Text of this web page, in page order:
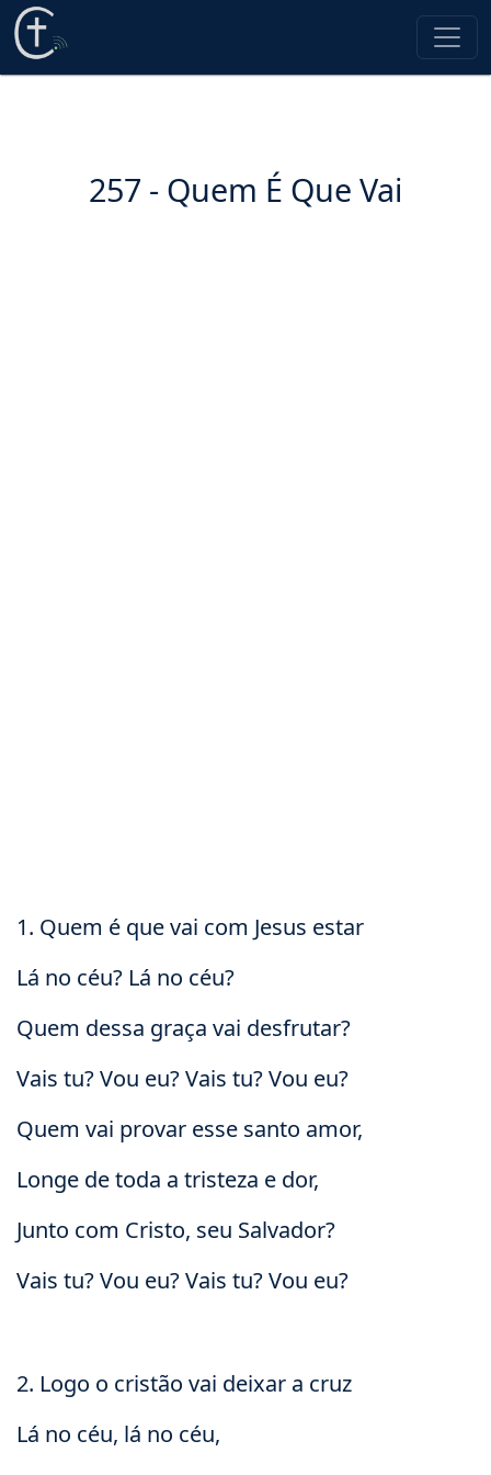
257 - Quem É Que Vai
1. Quem é que vai com Jesus estar
Lá no céu? Lá no céu?
Quem dessa graça vai desfrutar?
Vais tu? Vou eu? Vais tu? Vou eu?
Quem vai provar esse santo amor,
Longe de toda a tristeza e dor,
Junto com Cristo, seu Salvador?
Vais tu? Vou eu? Vais tu? Vou eu?
2. Logo o cristão vai deixar a cruz
Lá no céu, lá no céu,